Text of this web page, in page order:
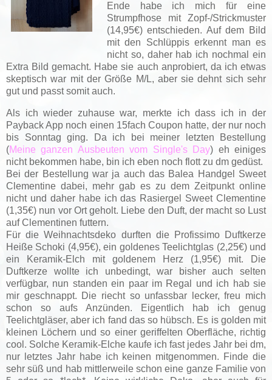
Ende habe ich mich für eine
Strumpfhose mit Zopf-/Strickmuster
(14,95€) entschieden. Auf dem Bild
mit den Schlüppis erkennt man es
nicht so, daher hab ich nochmal ein
Extra Bild gemacht. Habe sie auch anprobiert, da ich etwas
skeptisch war mit der Größe M/L, aber sie dehnt sich sehr
gut und passt somit auch.
Als ich wieder zuhause war, merkte ich dass ich in der
Payback App noch einen 15fach Coupon hatte, der nur noch
bis Sonntag ging. Da ich bei meiner letzten Bestellung
(Meine ganzen Ausbeuten vom Single's Day) eh einiges
nicht bekommen habe, bin ich eben noch flott zu dm gedüst.
Bei der Bestellung war ja auch das Balea Handgel Sweet
Clementine dabei, mehr gab es zu dem Zeitpunkt online
nicht und daher habe ich das Rasiergel Sweet Clementine
(1,35€) nun vor Ort geholt. Liebe den Duft, der macht so Lust
auf Clementinen futtern.
Für die Weihnachtsdeko durften die Profissimo Duftkerze
Heiße Schoki (4,95€), ein goldenes Teelichtglas (2,25€) und
ein Keramik-Elch mit goldenem Herz (1,95€) mit. Die
Duftkerze wollte ich unbedingt, war bisher auch selten
verfügbar, nun standen ein paar im Regal und ich hab sie
mir geschnappt. Die riecht so unfassbar lecker, freu mich
schon so aufs Anzünden. Eigentlich hab ich genug
Teelichtgläser, aber ich fand das so hübsch. Es is golden mit
kleinen Löchern und so einer geriffelten Oberfläche, richtig
cool. Solche Keramik-Elche kaufe ich fast jedes Jahr bei dm,
nur letztes Jahr habe ich keinen mitgenommen. Finde die
sehr süß und hab mittlerweile schon eine ganze Familie von